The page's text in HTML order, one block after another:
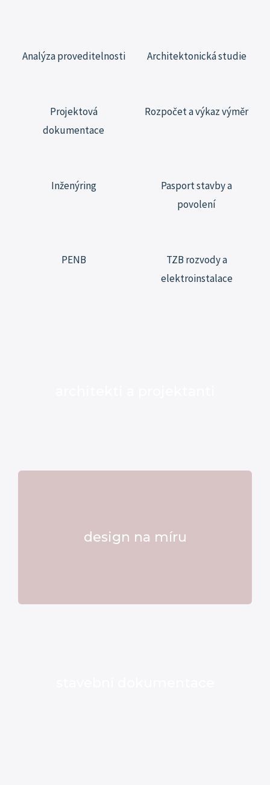
Analýza proveditelnosti Architektonická studie
Projektová
dokumentace
Rozpočet a výkaz výměr
Inženýring
Pasport stavby a
povolení
PENB
TZB rozvody a
elektroinstalace
design na míru